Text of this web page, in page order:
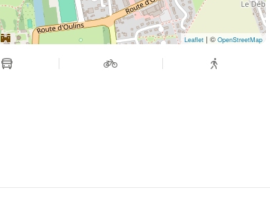
Leaflet | © OpenStreetMap